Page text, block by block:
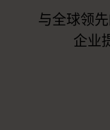
与全球领
企业